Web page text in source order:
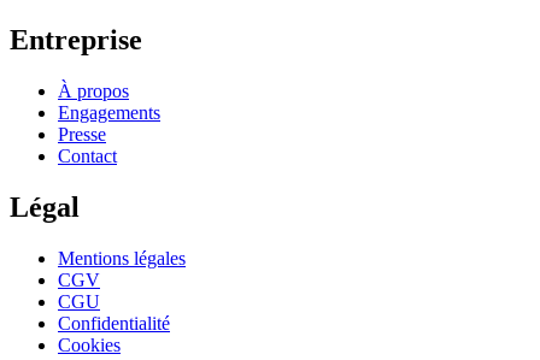
Entreprise
À propos
Engagements
Presse
Contact
Légal
Mentions légales
CGV
CGU
Confidentialité
Cookies